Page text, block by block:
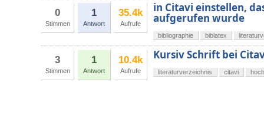
0
Stimmen
1
Antwort
35.4k
Aufrufe
in Citavi einstellen,
aufgerufen wurde
bibliographie biblatex
3
Stimmen
1
Antwort
10.4k
Aufrufe
Kursiv Schrift bei
literaturverzeichnis citavi